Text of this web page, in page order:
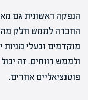
הנפקה ראשונית גם
החברה לממש חלק
מוקדמים ובעלי
ולממש רווחים. זה
פוטנציאליים אחרים.